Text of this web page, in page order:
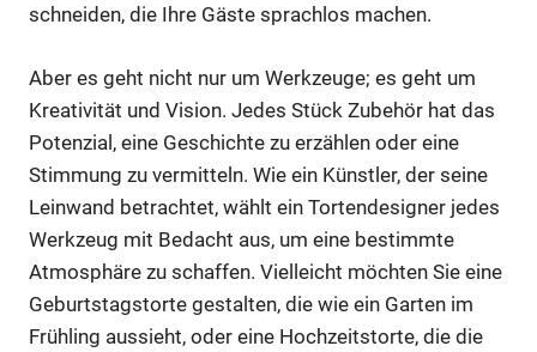
schneiden, die Ihre Gäste sprachlos machen.
Aber es geht nicht nur um Werkzeuge; es geht um
Kreativität und Vision. Jedes Stück Zubehör hat das
Potenzial, eine Geschichte zu erzählen oder eine
Stimmung zu vermitteln. Wie ein Künstler, der seine
Leinwand betrachtet, wählt ein Tortendesigner jedes
Werkzeug mit Bedacht aus, um eine bestimmte
Atmosphäre zu schaffen. Vielleicht möchten Sie eine
Geburtstagstorte gestalten, die wie ein Garten im
Frühling aussieht, oder eine Hochzeitstorte, die die